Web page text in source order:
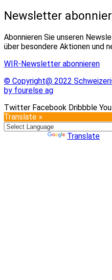
Newsletter
Abonnieren Sie unseren
über besondere Aktionen und
WIR-Newsletter abonnieren
© Copyright@ 2022
by fourelse ag
Twitter Facebook Dribbble
Translate »
Translate